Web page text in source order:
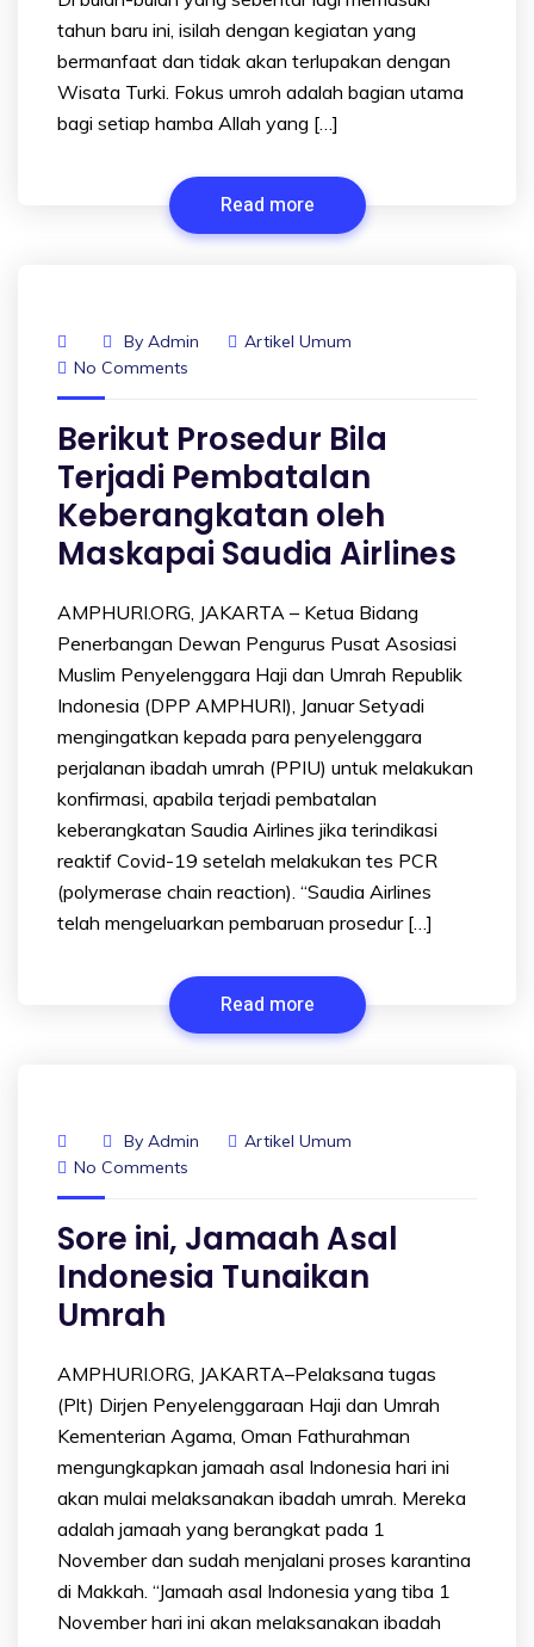
tahun baru ini, isilah dengan kegiatan yang
bermanfaat dan tidak akan terlupakan dengan
Wisata Turki. Fokus umroh adalah bagian utama
bagi setiap hamba Allah yang […]
Read more
By Admin
Artikel Umum
No Comments
Berikut Prosedur Bila
Terjadi Pembatalan
Keberangkatan oleh
Maskapai Saudia Airlines
AMPHURI.ORG, JAKARTA – Ketua Bidang
Penerbangan Dewan Pengurus Pusat Asosiasi
Muslim Penyelenggara Haji dan Umrah Republik
Indonesia (DPP AMPHURI), Januar Setyadi
mengingatkan kepada para penyelenggara
perjalanan ibadah umrah (PPIU) untuk melakukan
konfirmasi, apabila terjadi pembatalan
keberangkatan Saudia Airlines jika terindikasi
reaktif Covid-19 setelah melakukan tes PCR
(polymerase chain reaction). “Saudia Airlines
telah mengeluarkan pembaruan prosedur […]
Read more
By Admin
Artikel Umum
No Comments
Sore ini, Jamaah Asal
Indonesia Tunaikan
Umrah
AMPHURI.ORG, JAKARTA–Pelaksana tugas
(Plt) Dirjen Penyelenggaraan Haji dan Umrah
Kementerian Agama, Oman Fathurahman
mengungkapkan jamaah asal Indonesia hari ini
akan mulai melaksanakan ibadah umrah. Mereka
adalah jamaah yang berangkat pada 1
November dan sudah menjalani proses karantina
di Makkah. “Jamaah asal Indonesia yang tiba 1
November hari ini akan melaksanakan ibadah